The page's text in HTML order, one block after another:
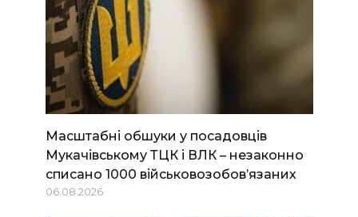
Масштабні обшуки у посадовців
Мукачівському ТЦК і ВЛК – незаконно
списано 1000 військовозобов’язаних
06.08.2026